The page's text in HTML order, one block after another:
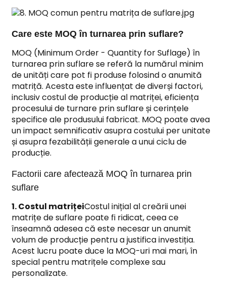
Care este MOQ în turnarea prin suflare?
MOQ (Minimum Order - Quantity for Suflage) în
turnarea prin suflare se referă la numărul minim
de unități care pot fi produse folosind o anumită
matriță. Acesta este influențat de diverși factori,
inclusiv costul de producție al matriței, eficiența
procesului de turnare prin suflare și cerințele
specifice ale produsului fabricat. MOQ poate avea
un impact semnificativ asupra costului per unitate
și asupra fezabilității generale a unui ciclu de
producție.
Factorii care afectează MOQ în turnarea prin
suflare
1. Costul matrițeiCostul inițial al creării unei
matrițe de suflare poate fi ridicat, ceea ce
înseamnă adesea că este necesar un anumit
volum de producție pentru a justifica investiția.
Acest lucru poate duce la MOQ-uri mai mari, în
special pentru matrițele complexe sau
personalizate.